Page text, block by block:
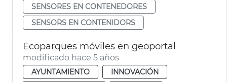
SENSORES EN CONTENEDORES
SENSORS EN CONTENIDORS
Ecoparques móviles en geoportal
modificado hace 5 años
AYUNTAMIENTO
INNOVACIÓN